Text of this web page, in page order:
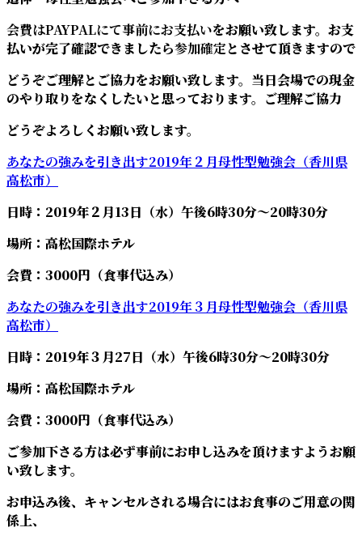
会費はPAYPALにて事前にお支払いをお願い致します。お支
払いが完了確認できましたら参加確定とさせて頂きますので
どうぞご理解とご協力をお願い致します。当日会場での現金
のやり取りをなくしたいと思っております。ご理解ご協力
どうぞよろしくお願い致します。
あなたの強みを引き出す2019年２月母性型勉強会（香川県
高松市）
日時：2019年２月13日（水）午後6時30分～20時30分
場所：高松国際ホテル
会費：3000円（食事代込み）
あなたの強みを引き出す2019年３月母性型勉強会（香川県
高松市）
日時：2019年３月27日（水）午後6時30分～20時30分
場所：高松国際ホテル
会費：3000円（食事代込み）
ご参加下さる方は必ず事前にお申し込みを頂けますようお願
い致します。
お申込み後、キャンセルされる場合にはお食事のご用意の関
係上、